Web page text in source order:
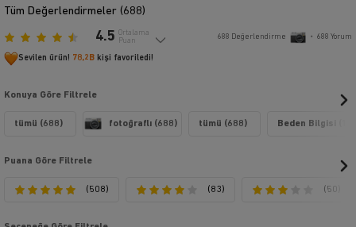
Tüm Değerlendirmeler (688)
4.5 Ortalama
Puan
688 Değerlendirme • 688 Yorum
Sevilen ürün! 78,2B kişi favoriledi!
Konuya Göre Filtrele
tümü (688) fotoğraflı (688) tümü (688) Beden Bilgisi
Puana Göre Filtrele
(508) (83) (50)